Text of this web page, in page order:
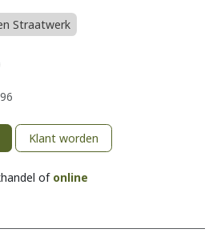
Straatwerk
Klant worden
of online